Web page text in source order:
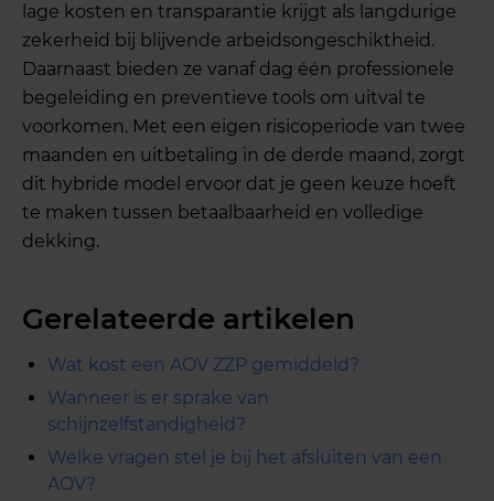
lage kosten en transparantie krijgt als langdurige
zekerheid bij blijvende arbeidsongeschiktheid.
Daarnaast bieden ze vanaf dag één professionele
begeleiding en preventieve tools om uitval te
voorkomen. Met een eigen risicoperiode van twee
maanden en uitbetaling in de derde maand, zorgt
dit hybride model ervoor dat je geen keuze hoeft
te maken tussen betaalbaarheid en volledige
dekking.
Gerelateerde artikelen
Wat kost een AOV ZZP gemiddeld?
Wanneer is er sprake van
schijnzelfstandigheid?
Welke vragen stel je bij het afsluiten van een
AOV?